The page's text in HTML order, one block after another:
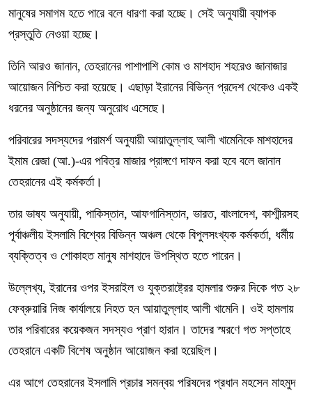
মানুষের সমাগম হতে পারে বলে ধারণা করা হচ্ছে। সেই অনুযায়ী ব্যাপক
প্রস্তুতি নেওয়া হচ্ছে।
তিনি আরও জানান, তেহরানের পাশাপাশি কোম ও মাশহাদ শহরেও জানাজার
আয়োজন নিশ্চিত করা হয়েছে। এছাড়া ইরানের বিভিন্ন প্রদেশ থেকেও একই
ধরনের অনুষ্ঠানের জন্য অনুরোধ এসেছে।
পরিবারের সদস্যদের পরামর্শ অনুযায়ী আয়াতুল্লাহ আলী খামেনিকে মাশহাদের
ইমাম রেজা (আ.)-এর পবিত্র মাজার প্রাঙ্গণে দাফন করা হবে বলে জানান
তেহরানের এই কর্মকর্তা।
তার ভাষ্য অনুযায়ী, পাকিস্তান, আফগানিস্তান, ভারত, বাংলাদেশ, কাশ্মীরসহ
পূর্বাঞ্চলীয় ইসলামি বিশ্বের বিভিন্ন অঞ্চল থেকে বিপুলসংখ্যক কর্মকর্তা, ধর্মীয়
ব্যক্তিত্ব ও শোকাহত মানুষ মাশহাদে উপস্থিত হতে পারেন।
উল্লেখ্য, ইরানের ওপর ইসরাইল ও যুক্তরাষ্ট্রের হামলার শুরুর দিকে গত ২৮
ফেব্রুয়ারি নিজ কার্যালয়ে নিহত হন আয়াতুল্লাহ আলী খামেনি। ওই হামলায়
তার পরিবারের কয়েকজন সদস্যও প্রাণ হারান। তাদের স্মরণে গত সপ্তাহে
তেহরানে একটি বিশেষ অনুষ্ঠান আয়োজন করা হয়েছিল।
এর আগে তেহরানের ইসলামি প্রচার সমন্বয় পরিষদের প্রধান মহসেন মাহমুদ